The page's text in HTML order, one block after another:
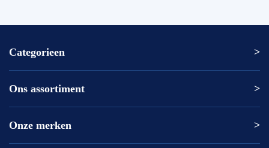
Categorieen
Altrex ladder
Altrex trap
Altrex kamersteiger
Rolsteiger kopen
Ons assortiment
Altrex
ASC
Onze merken